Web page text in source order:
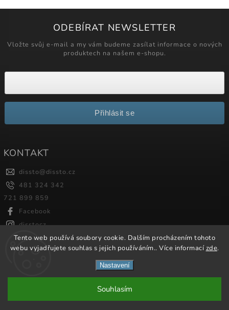
Tento web používá soubory cookie. Dalším procházením tohoto
webu vyjadřujete souhlas s jejich používáním.. Více informacízde.
Nastavení
Souhlasím
ODEBÍRAT NEWSLETTER
Vložte svůj e-mail a my vám budeme zasílat informace o nových
produktech na našem e-shopu.
Přihlásit se
KONTAKT
dissto@dissto.cz
481 324 342
721 899 859
Facebook
disstocz
Shoptet| Design